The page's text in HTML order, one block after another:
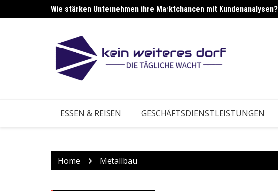
to
Wie stärken Unternehmen ihre Marktchancen mit Kundenanalysen?
Wie stärken Betriebe ihre Anpassung an neue Marktbedingungen?
ESSEN & REISEN GESCHÄFTSDIENSTLEISTUNGEN
Home Metallbau